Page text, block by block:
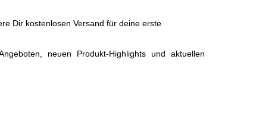
Dir kostenlosen Versand für deine erste
neuen Produkt-Highlights und aktuellen